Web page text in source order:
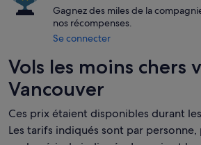
Gagnez des miles de la
nos récompenses.
Se connecter
Vols les moins chers
Vancouver
Ces prix étaient disponibles durant
Les tarifs indiqués sont par